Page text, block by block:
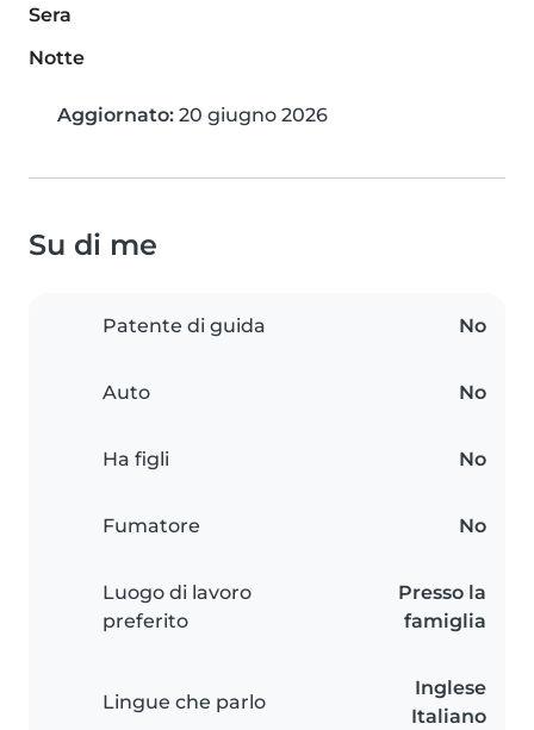
Sera
Notte
Aggiornato: 20 giugno 2026
Su di me
Patente di guida No
Auto No
Ha figli No
Fumatore No
Luogo di lavoro
preferito
Presso la
famiglia
Lingue che parlo
Inglese
Italiano